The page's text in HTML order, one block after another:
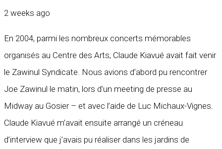
2 weeks ago
En 2004, parmi les nombreux concerts mémorables
organisés au Centre des Arts, Claude Kiavué avait fait venir
le Zawinul Syndicate. Nous avions d’abord pu rencontrer
Joe Zawinul le matin, lors d’un meeting de presse au
Midway au Gosier – et avec l’aide de Luc Michaux-Vignes.
Claude Kiavué m’avait ensuite arrangé un créneau
d’interview que j’avais pu réaliser dans les jardins de